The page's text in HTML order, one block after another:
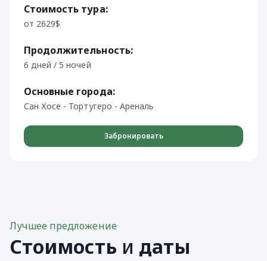
Стоимость тура:
от 2629$
Продолжительность:
6 дней / 5 ночей
Основные города:
Сан Хосе - Тортугеро - Ареналь
Забронировать
Лучшее предложение
Стоимость и даты